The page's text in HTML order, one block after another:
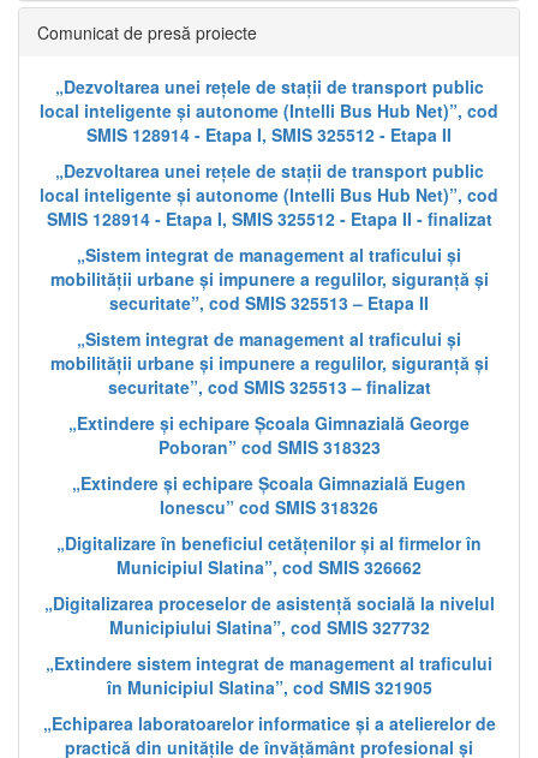
Comunicat de presă proiecte
„Dezvoltarea unei rețele de stații de transport public
local inteligente și autonome (Intelli Bus Hub Net)”, cod
SMIS 128914 - Etapa I, SMIS 325512 - Etapa II
„Dezvoltarea unei rețele de stații de transport public
local inteligente și autonome (Intelli Bus Hub Net)”, cod
SMIS 128914 - Etapa I, SMIS 325512 - Etapa II - finalizat
„Sistem integrat de management al traficului și
mobilității urbane și impunere a regulilor, siguranță și
securitate”, cod SMIS 325513 – Etapa II
„Sistem integrat de management al traficului și
mobilității urbane și impunere a regulilor, siguranță și
securitate”, cod SMIS 325513 – finalizat
„Extindere și echipare Școala Gimnazială George
Poboran” cod SMIS 318323
„Extindere și echipare Școala Gimnazială Eugen
Ionescu” cod SMIS 318326
„Digitalizare în beneficiul cetățenilor și al firmelor în
Municipiul Slatina”, cod SMIS 326662
„Digitalizarea proceselor de asistență socială la nivelul
Municipiului Slatina”, cod SMIS 327732
„Extindere sistem integrat de management al traficului
în Municipiul Slatina”, cod SMIS 321905
„Echiparea laboratoarelor informatice și a atelierelor de
practică din unitățile de învățământ profesional și